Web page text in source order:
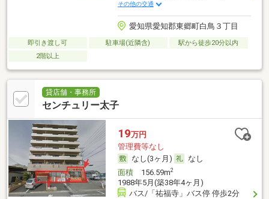
その他の交通
愛知県愛知郡東郷町白鳥３丁目
即引き渡し可 駐車場(近隣含)
駅から徒歩20分以内
2階以上
貸店舗・事務所
センチュリー太子
19万円
管理費等なし
なし(3ヶ月)
なし
面積156.59m2
1988年5月(築38年4ヶ月)
バス/「祐福寺」バス停 停歩2分